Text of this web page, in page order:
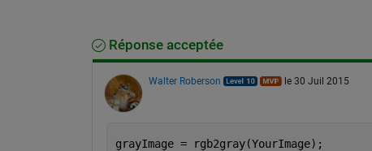
Réponse acceptée
Walter Roberson le 30 Juil 2015
grayImage = rgb2gray(YourImage);